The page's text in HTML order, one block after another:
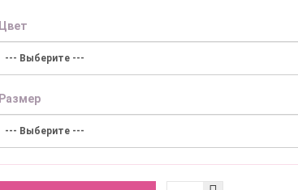
Цвет
Размер